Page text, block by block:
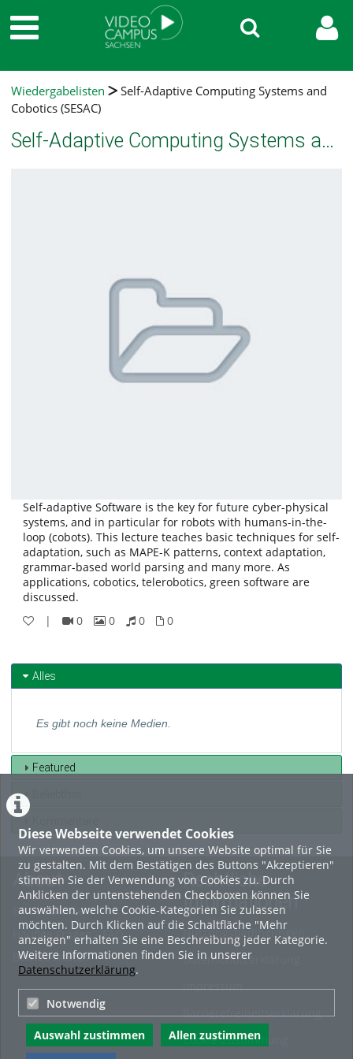
Diese Webseite verwendet Cookies
Wir verwenden Cookies, um unsere Website optimal für Sie
zu gestalten. Mit dem Bestätigen des Buttons "Akzeptieren"
stimmen Sie der Verwendung von Cookies zu. Durch
Anklicken der untenstehenden Checkboxen können Sie
auswählen, welche Cookie-Kategorien Sie zulassen
möchten. Durch Klicken auf die Schaltfläche "Mehr
anzeigen" erhalten Sie eine Beschreibung jeder Kategorie.
Weitere Informationen finden Sie in unserer
Datenschutzerklärung.
Notwendig
Auswahl zustimmen
Allen zustimmen
Wiedergabelisten
Self-Adaptive Computing Systems and
Cobotics (SESAC)
Self-Adaptive Computing Systems and Cobotics (SESAC)
Self-adaptive Software is the key for future cyber-physical
systems, and in particular for robots with humans-in-the-
loop (cobots). This lecture teaches basic techniques for self-
adaptation, such as MAPE-K patterns, context adaptation,
grammar-based world parsing and many more. As
applications, cobotics, telerobotics, green software are
discussed.
|
0
0
0
0
Alles
Es gibt noch keine Medien.
Featured
About
Erste Schritte
Häufige Fragen - FAQ
Betriebsstatus
Rechtliche
Informationen
Nutzungsbedingungen
Datenschutzerklärung
Impressum
Barrierefreiheitserklärung
Cookie-Zustimmung